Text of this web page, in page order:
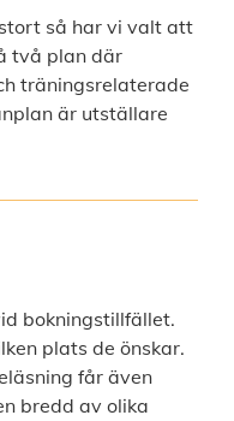
så har vi valt att
två plan där
träningsrelaterade
är utställare
bokningstillfället.
plats de önskar.
får även
bredd av olika